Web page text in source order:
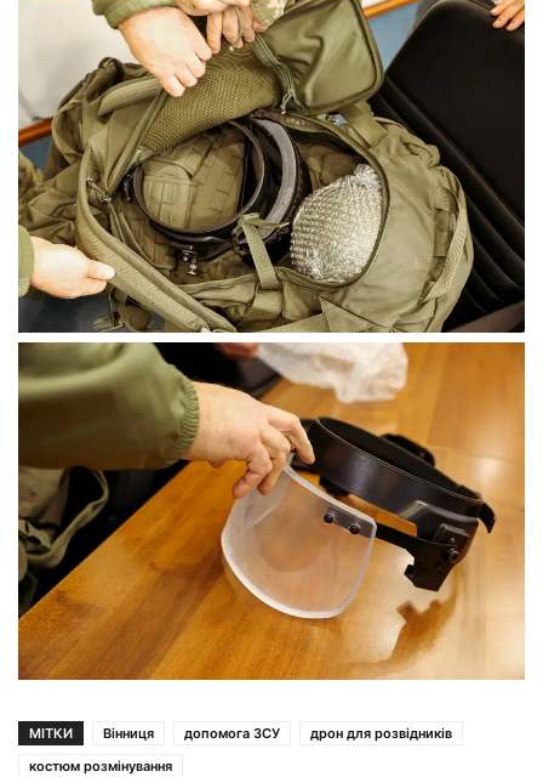
МІТКИ Вінниця допомога ЗСУ
дрон для розвідників
костюм розмінування